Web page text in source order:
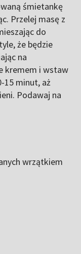
śmietankę
Przelej masę z
do
że będzie
na
kremem i wstaw
15 minut, aż
Podawaj na
wrzątkiem